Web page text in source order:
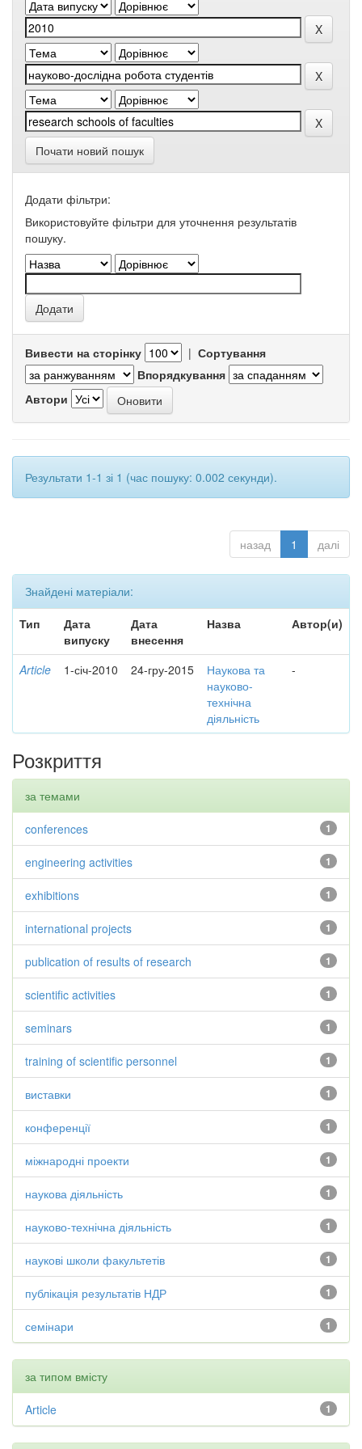
Почати новий пошук
Додати фільтри:
Використовуйте фільтри для уточнення результатів
пошуку.
Вивести на сторінку | Сортування
Впорядкування
Автори
Результати 1-1 зі 1 (час пошуку: 0.002 секунди).
назад 1 далі
Знайдені матеріали:
Тип
Дата
випуску
Дата
внесення
Назва Автор(и)
Article 1-січ-2010 24-гру-2015
Наукова та
науково-
технічна
діяльність
-
Розкриття
за темами
1
conferences
1
engineering activities
1
exhibitions
1
international projects
1
publication of results of research
1
scientific activities
1
seminars
1
training of scientific personnel
1
виставки
1
конференції
1
міжнародні проекти
1
наукова діяльність
1
науково-технічна діяльність
1
наукові школи факультетів
1
публікація результатів НДР
1
семінари
за типом вмісту
1
Article